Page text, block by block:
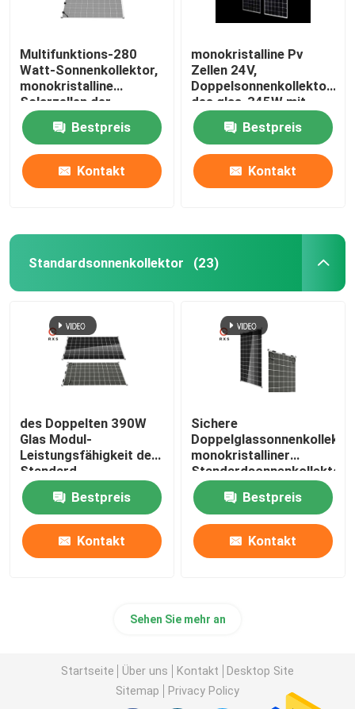
Multifunktions-280
Watt-Sonnenkollektor,
monokristalline
Solarzellen der
Zellen20v 60
Bestpreis
Kontakt
monokristalline Pv
Zellen 24V,
Doppelsonnenkollektor
des glas-345W mit
Multifunktions
Bestpreis
Kontakt
Standardsonnenkollektor (23)
des Doppelten 390W
Glas Modul-
Leistungsfähigkeit des
Standard-
Sonnenkollektor-19,9%
lang unter Verwendung
des Lebens
Bestpreis
Kontakt
Sichere
monokristalliner
Standardsonnenkollektor
385W/72cells
Bestpreis
Kontakt
Sehen Sie mehr an
Startseite Über uns Kontakt
Desktop Site
Sitemap
Privacy Policy